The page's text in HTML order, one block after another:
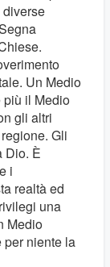
Un Medio
più il Medio
gli altri
Gli
Dio. È
i
realtà ed
una
Medio
per niente la